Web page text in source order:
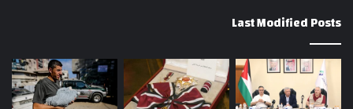
Last Modified Posts